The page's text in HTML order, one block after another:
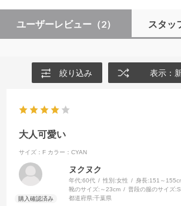
ユーザーレビュー （2） スタッ
絞り込み 表示：
大人可愛い
サイズ：F カラー：CYAN
ヌクヌク
年代:60代 性別:女性 身長:151～
靴のサイズ: ～23cm 普段の服のサイズ:S
都道府県:千葉県